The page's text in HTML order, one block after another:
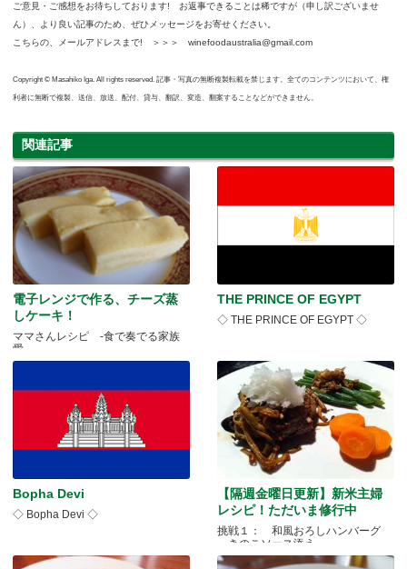
ご意見・ご感想をお待ちしております! お返事できることは稀ですが（申し訳ございませ
ん）、より良い記事のため、ぜひメッセージをお寄せください。
こちらの、メールアドレスまで! ＞＞＞ winefoodaustralia@gmail.com
Copyright © Masahiko Iga. All rights reserved. 記事・写真の無断複製転載を禁じます。全てのコンテンツにおいて、権
利者に無断で複製、送信、放送、配付、貸与、翻訳、変造、翻案することなどができません。
関連記事
電子レンジで作る、チーズ蒸
しケーキ！
ママさんレシピ -食で奏でる家族
愛-
THE PRINCE OF EGYPT
◇ THE PRINCE OF EGYPT ◇
Bopha Devi
◇ Bopha Devi ◇
【隔週金曜日更新】新米主婦
レシピ！ただいま修行中
挑戦１： 和風おろしハンバーグ
～きのこソース添え～